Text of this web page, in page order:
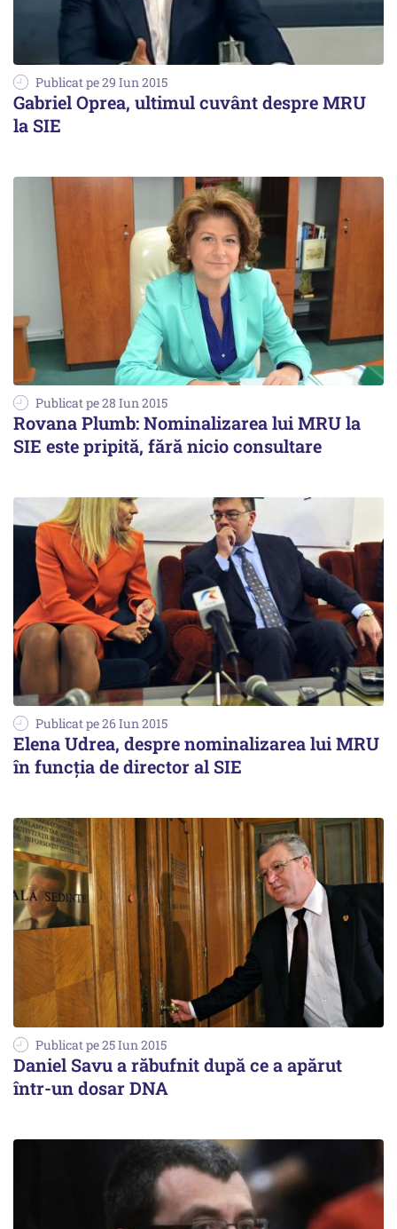
Publicat pe 29 Iun 2015
Gabriel Oprea, ultimul cuvânt despre MRU
la SIE
Publicat pe 28 Iun 2015
Rovana Plumb: Nominalizarea lui MRU la
SIE este pripită, fără nicio consultare
Publicat pe 26 Iun 2015
Elena Udrea, despre nominalizarea lui MRU
în funcția de director al SIE
Publicat pe 25 Iun 2015
Daniel Savu a răbufnit după ce a apărut
într-un dosar DNA